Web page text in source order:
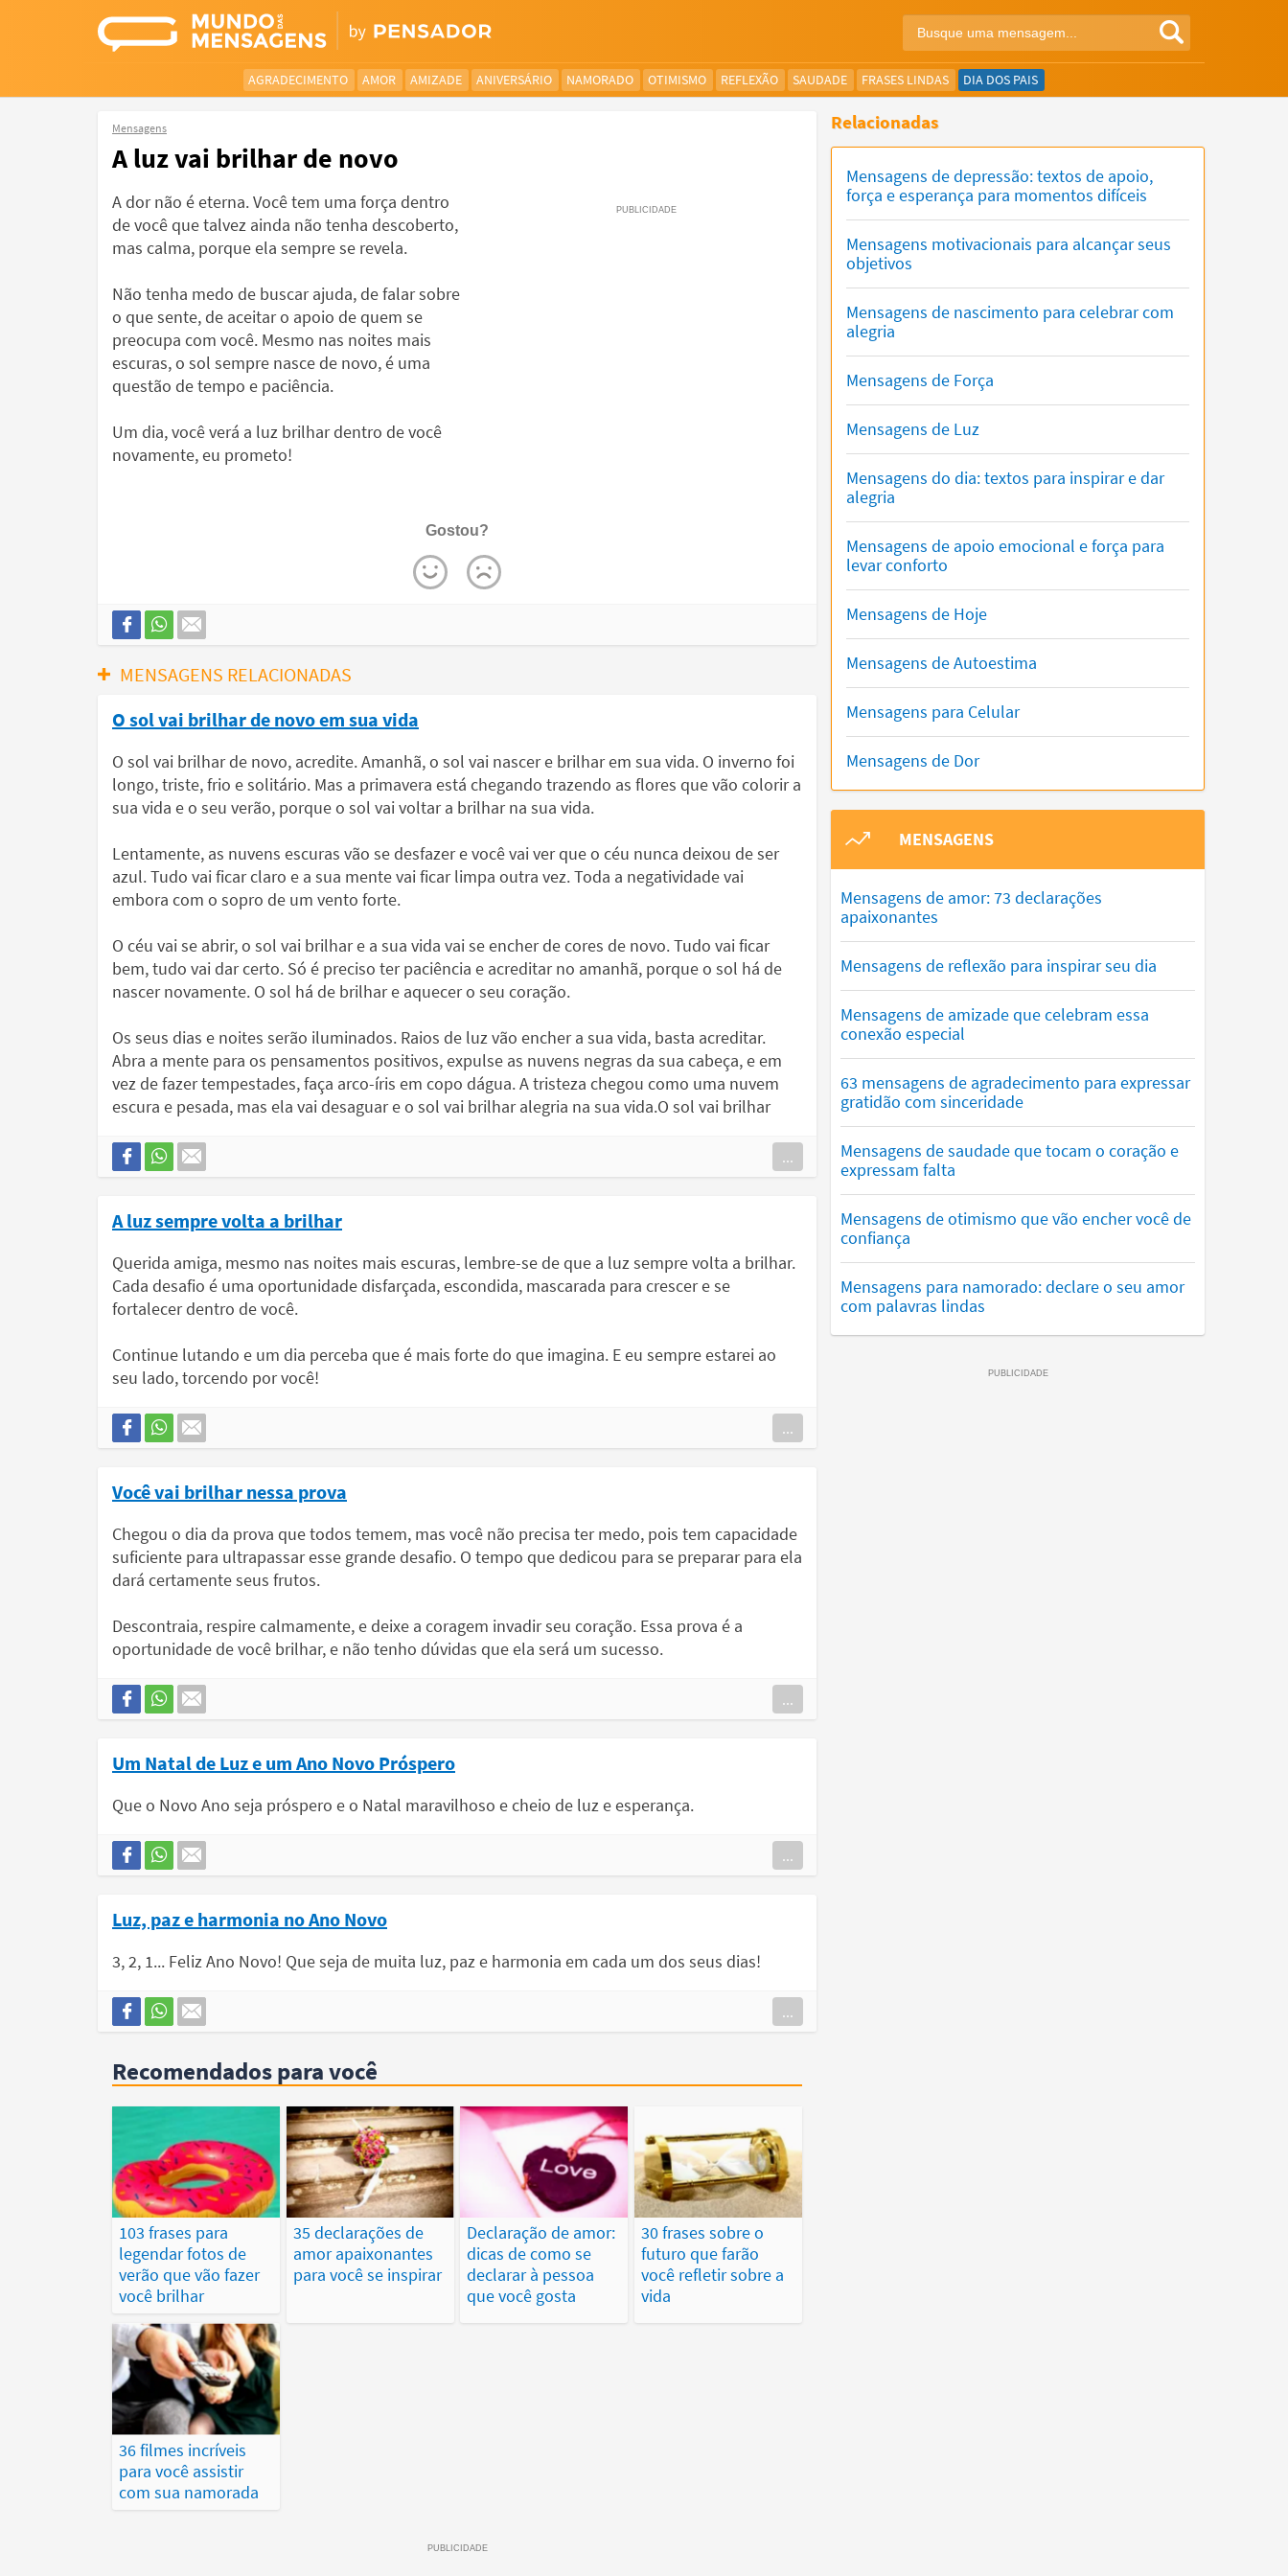
AGRADECIMENTO AMOR AMIZADE ANIVERSÁRIO NAMORADO OTIMISMO REFLEXÃO SAUDADE FRASES LINDAS DIA DOS PAIS
Mensagens
A luz vai brilhar de novo
A dor não é eterna. Você tem uma força dentro
de você que talvez ainda não tenha descoberto,
mas calma, porque ela sempre se revela.
Não tenha medo de buscar ajuda, de falar sobre
o que sente, de aceitar o apoio de quem se
preocupa com você. Mesmo nas noites mais
escuras, o sol sempre nasce de novo, é uma
questão de tempo e paciência.
Um dia, você verá a luz brilhar dentro de você
novamente, eu prometo!
Gostou?
MENSAGENS RELACIONADAS
O sol vai brilhar de novo em sua vida
O sol vai brilhar de novo, acredite. Amanhã, o sol vai nascer e brilhar em sua vida. O inverno foi
longo, triste, frio e solitário. Mas a primavera está chegando trazendo as flores que vão colorir a
sua vida e o seu verão, porque o sol vai voltar a brilhar na sua vida.
Lentamente, as nuvens escuras vão se desfazer e você vai ver que o céu nunca deixou de ser
azul. Tudo vai ficar claro e a sua mente vai ficar limpa outra vez. Toda a negatividade vai
embora com o sopro de um vento forte.
O céu vai se abrir, o sol vai brilhar e a sua vida vai se encher de cores de novo. Tudo vai ficar
bem, tudo vai dar certo. Só é preciso ter paciência e acreditar no amanhã, porque o sol há de
nascer novamente. O sol há de brilhar e aquecer o seu coração.
Os seus dias e noites serão iluminados. Raios de luz vão encher a sua vida, basta acreditar.
Abra a mente para os pensamentos positivos, expulse as nuvens negras da sua cabeça, e em
vez de fazer tempestades, faça arco-íris em copo dágua. A tristeza chegou como uma nuvem
escura e pesada, mas ela vai desaguar e o sol vai brilhar alegria na sua vida.O sol vai brilhar
...
A luz sempre volta a brilhar
Querida amiga, mesmo nas noites mais escuras, lembre-se de que a luz sempre volta a brilhar.
Cada desafio é uma oportunidade disfarçada, escondida, mascarada para crescer e se
fortalecer dentro de você.
Continue lutando e um dia perceba que é mais forte do que imagina. E eu sempre estarei ao
seu lado, torcendo por você!
...
Você vai brilhar nessa prova
Chegou o dia da prova que todos temem, mas você não precisa ter medo, pois tem capacidade
suficiente para ultrapassar esse grande desafio. O tempo que dedicou para se preparar para ela
dará certamente seus frutos.
Descontraia, respire calmamente, e deixe a coragem invadir seu coração. Essa prova é a
oportunidade de você brilhar, e não tenho dúvidas que ela será um sucesso.
...
Um Natal de Luz e um Ano Novo Próspero
Que o Novo Ano seja próspero e o Natal maravilhoso e cheio de luz e esperança.
...
Luz, paz e harmonia no Ano Novo
3, 2, 1... Feliz Ano Novo! Que seja de muita luz, paz e harmonia em cada um dos seus dias!
...
Recomendados para você
103 frases para
legendar fotos de
verão que vão fazer
você brilhar
35 declarações de
amor apaixonantes
para você se inspirar
Declaração de amor:
dicas de como se
declarar à pessoa
que você gosta
30 frases sobre o
futuro que farão
você refletir sobre a
vida
36 filmes incríveis
para você assistir
com sua namorada
Relacionadas
Mensagens de depressão: textos de apoio,
força e esperança para momentos difíceis
Mensagens motivacionais para alcançar seus
objetivos
Mensagens de nascimento para celebrar com
alegria
Mensagens de Força
Mensagens de Luz
Mensagens do dia: textos para inspirar e dar
alegria
Mensagens de apoio emocional e força para
levar conforto
Mensagens de Hoje
Mensagens de Autoestima
Mensagens para Celular
Mensagens de Dor
MENSAGENS
Mensagens de amor: 73 declarações
apaixonantes
Mensagens de reflexão para inspirar seu dia
Mensagens de amizade que celebram essa
conexão especial
63 mensagens de agradecimento para expressar
gratidão com sinceridade
Mensagens de saudade que tocam o coração e
expressam falta
Mensagens de otimismo que vão encher você de
confiança
Mensagens para namorado: declare o seu amor
com palavras lindas